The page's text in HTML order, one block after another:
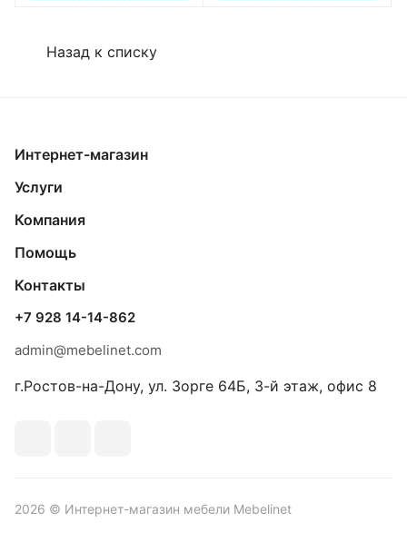
Назад к списку
Интернет-магазин
Услуги
Компания
Помощь
Контакты
+7 928 14-14-862
admin@mebelinet.com
г.Ростов-на-Дону, ул. Зорге 64Б, 3-й этаж, офис 8
2026 © Интернет-магазин мебели Mebelinet